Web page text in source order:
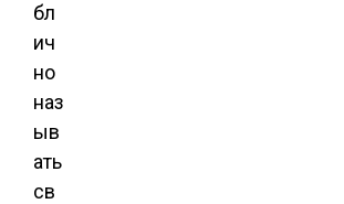
бл
ич
но
наз
ыв
ать
св